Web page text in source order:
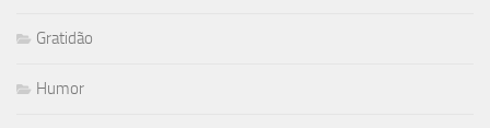
Gratidão
Humor